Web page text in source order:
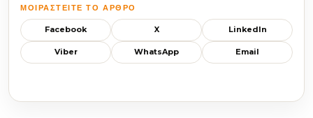
ΜΟΙΡΑΣΤΕΊΤΕ ΤΟ ΆΡΘΡΟ
Facebook X LinkedIn
Viber WhatsApp Email